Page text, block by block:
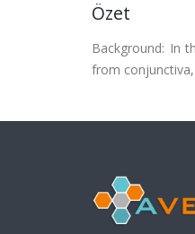
Özet
Background: In
from